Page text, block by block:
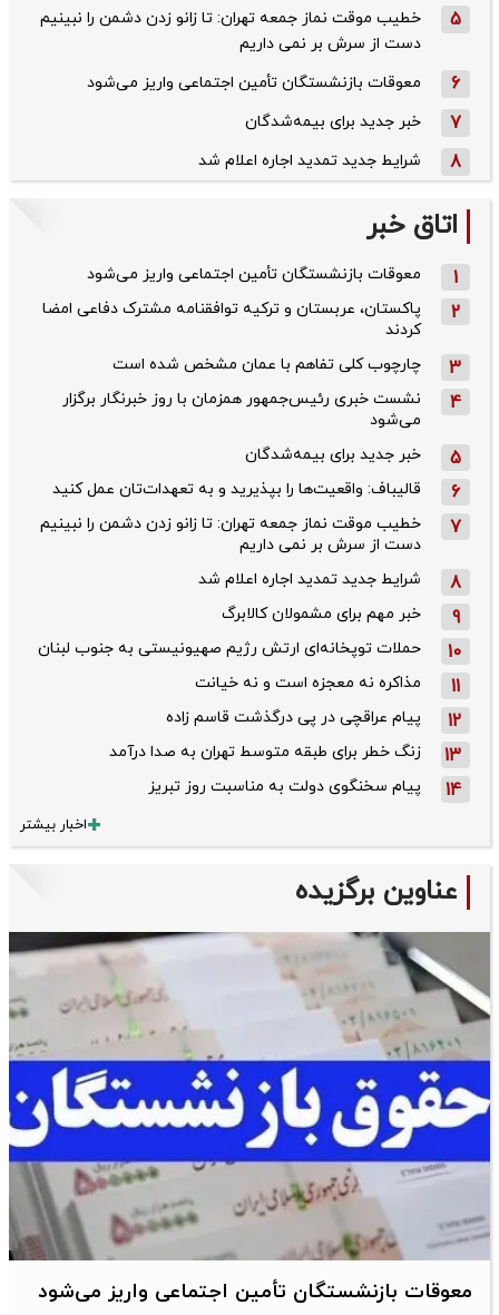
5
خطیب موقت نماز جمعه تهران: تا زانو زدن دشمن را نبینیم
دست از سرش بر نمی داریم
6 معوقات بازنشستگان تأمین اجتماعی واریز می‌شود
7 خبر جدید برای بیمه‌شدگان
8 شرایط جدید تمدید اجاره اعلام شد
اتاق خبر
1 معوقات بازنشستگان تأمین اجتماعی واریز می‌شود
2
پاکستان، عربستان و ترکیه توافقنامه مشترک دفاعی امضا
کردند
3 چارچوب کلی تفاهم با عمان مشخص شده است
4
نشست خبری رئیس‌جمهور همزمان با روز خبرنگار برگزار
می‌شود
5 خبر جدید برای بیمه‌شدگان
6 قالیباف: واقعیت‌ها را بپذیرید و به تعهدات‌تان عمل کنید
7
خطیب موقت نماز جمعه تهران: تا زانو زدن دشمن را نبینیم
دست از سرش بر نمی داریم
8 شرایط جدید تمدید اجاره اعلام شد
9 خبر مهم برای مشمولان کالابرگ
10 حملات توپخانه‌ای ارتش رژیم صهیونیستی به جنوب لبنان
11 مذاکره نه معجزه است و نه خیانت
12 پیام عراقچی در پی درگذشت قاسم‌ زاده
13 زنگ خطر برای طبقه متوسط تهران به صدا درآمد
14 پیام سخنگوی دولت به مناسبت روز تبریز
اخبار بیشتر
عناوین برگزیده
معوقات بازنشستگان تأمین اجتماعی واریز می‌شود